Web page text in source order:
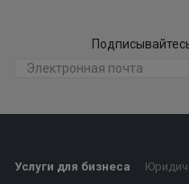
Услуги для бизнеса